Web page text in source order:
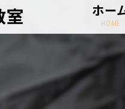
室 ホー
HOME